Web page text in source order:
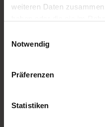
weiteren Daten
Notwendig
Präferenzen
Statistiken